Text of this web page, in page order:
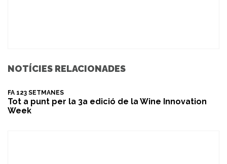
NOTÍCIES RELACIONADES
FA 123 SETMANES
Tot a punt per la 3a edició de la Wine Innovation
Week